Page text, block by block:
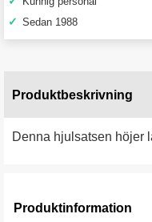
✓ Sedan 1988
Produktbeskrivning
Denna hjulsatsen höjer
Produktinformation